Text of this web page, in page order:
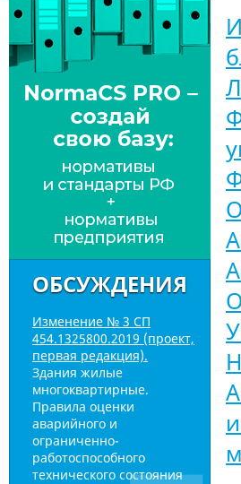
ОБСУЖДЕНИЯ
Изменение № 3 СП
454.1325800.2019 (проект,
первая редакция).
Здания жилые
многоквартирные.
Правила оценки
аварийного и
ограниченно-
работоспособного
технического состояния